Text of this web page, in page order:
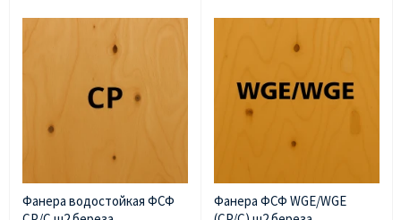
Фанера водостойкая ФСФ
Фанера ФСФ WGE/WGE